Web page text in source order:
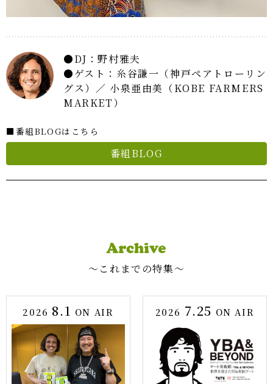
DJ：野村雅夫
ゲスト：糸谷謙一（神戸ペアトローリン
グス）／ 小泉亜由美（KOBE FARMERS
MARKET）
■番組BLOGはこちら
番組BLOG
〜これまでの特集〜
2026 8.1 ON AIR 2026 7.25 ON AIR